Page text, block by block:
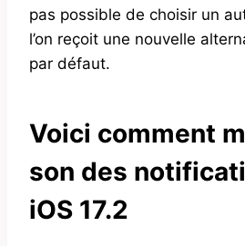
pas possible de choisir un
l’on reçoit une nouvelle
par défaut.
Voici comment
son des
iOS 17.2